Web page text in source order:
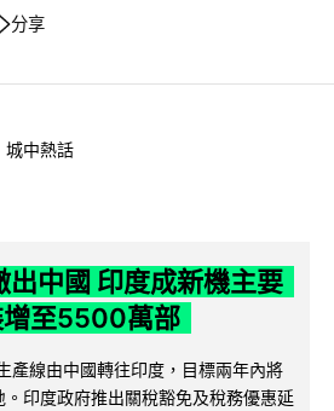
分享
城中熱話
中國 印度成新機主要
增至5500萬部
線由中國轉往印度，目標兩年內將
印度政府推出關稅豁免及稅務優惠延